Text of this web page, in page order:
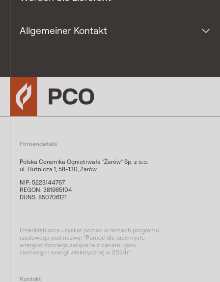
Allgemeiner Kontakt
Firmendetails
Polska Ceramika Ogniotrwała "Żarów" Sp. z o.o.
ul. Hutnicza 1, 58-130, Żarów
NIP: 5223144767
REGON: 381965104
DUNS: 850706121
Przedsiębiorca uzyskał pomoc w ramach programu
rządowego pod nazwą: “Pomoc dla przemysłu
energochłonnego związana z cenami gazu
ziemnego i energii elektrycznej w 2024r.”
Kontakt